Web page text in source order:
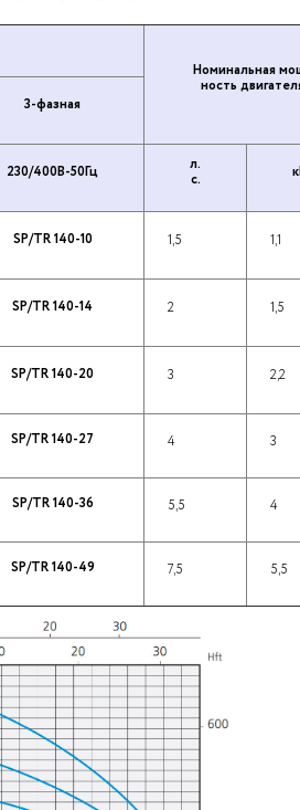
Но­ми­наль­ная
ность
3-фазная
230/400В-50Гц
л.
с.
SP/TR 140-10 1,5 1,1
SP/TR 140-14 2 1,5
SP/TR 140-20 3 2,2
SP/TR 140-27 4 3
SP/TR 140-36 5,5 4
SP/TR 140-49 7,5 5,5